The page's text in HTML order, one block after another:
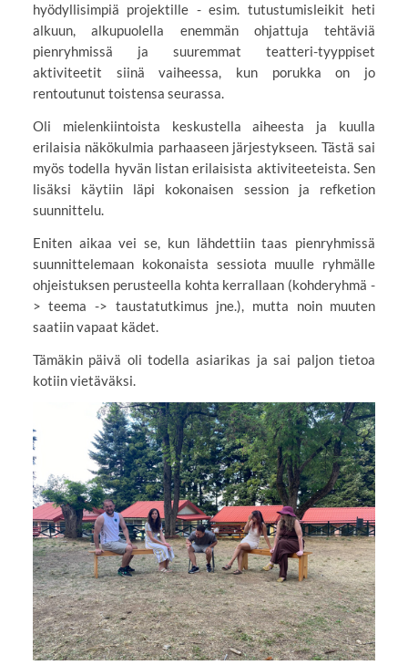
hyödyllisimpiä projektille - esim. tutustumisleikit heti
alkuun, alkupuolella enemmän ohjattuja tehtäviä
pienryhmissä ja suuremmat teatteri-tyyppiset
aktiviteetit siinä vaiheessa, kun porukka on jo
rentoutunut toistensa seurassa.
Oli mielenkiintoista keskustella aiheesta ja kuulla
erilaisia näkökulmia parhaaseen järjestykseen. Tästä sai
myös todella hyvän listan erilaisista aktiviteeteista. Sen
lisäksi käytiin läpi kokonaisen session ja refketion
suunnittelu.
Eniten aikaa vei se, kun lähdettiin taas pienryhmissä
suunnittelemaan kokonaista sessiota muulle ryhmälle
ohjeistuksen perusteella kohta kerrallaan (kohderyhmä -
> teema -> taustatutkimus jne.), mutta noin muuten
saatiin vapaat kädet.
Tämäkin päivä oli todella asiarikas ja sai paljon tietoa
kotiin vietäväksi.